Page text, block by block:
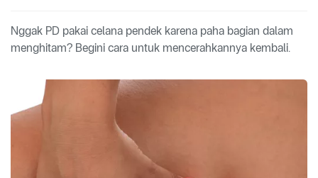
Nggak PD pakai celana pendek karena paha bagian dalam
menghitam? Begini cara untuk mencerahkannya kembali.